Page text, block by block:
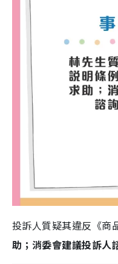
投訴人質疑其違反《商
助；消委會建議投訴人